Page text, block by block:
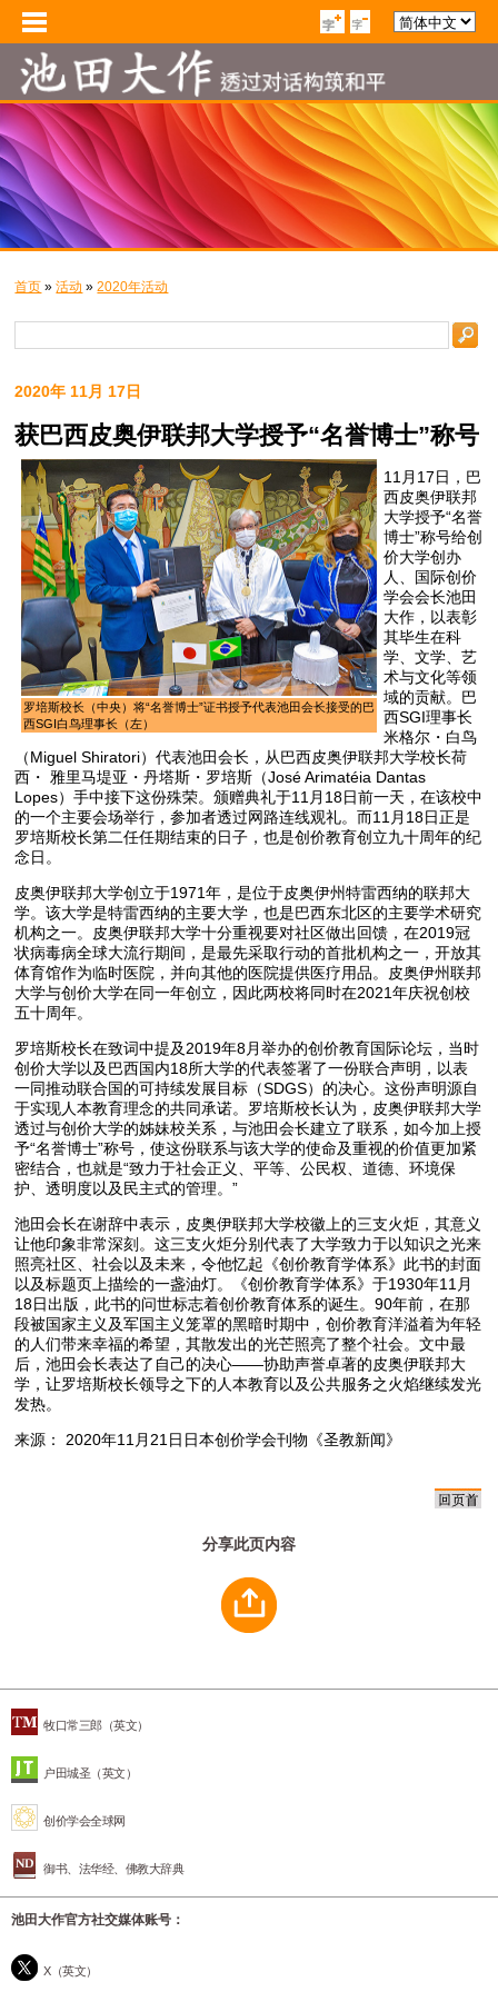
牧口常三郎（英文）
户田城圣（英文）
创价学会全球网
御书、法华经、佛教大辞典
池田大作官方社交媒体账号：
X（英文）
首页 »活动 »2020年活动
2020年 11月 17日
获巴西皮奥伊联邦大学授予“名誉博士”称号
罗培斯校长（中央）将“名誉博士”证书授予代表池田会长接受的巴
西SGI白鸟理事长（左）
11月17日，巴
西皮奥伊联邦
大学授予“名誉
博士”称号给创
价大学创办
人、国际创价
学会会长池田
大作，以表彰
其毕生在科
学、文学、艺
术与文化等领
域的贡献。巴
西SGI理事长
米格尔・白鸟
（Miguel Shiratori）代表池田会长，从巴西皮奥伊联邦大学校长荷
西・ 雅里马堤亚・丹塔斯・罗培斯（José Arimatéia Dantas
Lopes）手中接下这份殊荣。颁赠典礼于11月18日前一天，在该校中
的一个主要会场举行，参加者透过网路连线观礼。而11月18日正是
罗培斯校长第二任任期结束的日子，也是创价教育创立九十周年的纪
念日。
皮奥伊联邦大学创立于1971年，是位于皮奥伊州特雷西纳的联邦大
学。该大学是特雷西纳的主要大学，也是巴西东北区的主要学术研究
机构之一。皮奥伊联邦大学十分重视要对社区做出回馈，在2019冠
状病毒病全球大流行期间，是最先采取行动的首批机构之一，开放其
体育馆作为临时医院，并向其他的医院提供医疗用品。皮奥伊州联邦
大学与创价大学在同一年创立，因此两校将同时在2021年庆祝创校
五十周年。
罗培斯校长在致词中提及2019年8月举办的创价教育国际论坛，当时
创价大学以及巴西国内18所大学的代表签署了一份联合声明，以表
一同推动联合国的可持续发展目标（SDGS）的决心。这份声明源自
于实现人本教育理念的共同承诺。罗培斯校长认为，皮奥伊联邦大学
透过与创价大学的姊妹校关系，与池田会长建立了联系，如今加上授
予“名誉博士”称号，使这份联系与该大学的使命及重视的价值更加紧
密结合，也就是“致力于社会正义、平等、公民权、道德、环境保
护、透明度以及民主式的管理。”
池田会长在谢辞中表示，皮奥伊联邦大学校徽上的三支火炬，其意义
让他印象非常深刻。这三支火炬分别代表了大学致力于以知识之光来
照亮社区、社会以及未来，令他忆起《创价教育学体系》此书的封面
以及标题页上描绘的一盏油灯。《创价教育学体系》于1930年11月
18日出版，此书的问世标志着创价教育体系的诞生。90年前，在那
段被国家主义及军国主义笼罩的黑暗时期中，创价教育洋溢着为年轻
的人们带来幸福的希望，其散发出的光芒照亮了整个社会。文中最
后，池田会长表达了自己的决心――协助声誉卓著的皮奥伊联邦大
学，让罗培斯校长领导之下的人本教育以及公共服务之火焰继续发光
发热。
来源： 2020年11月21日日本创价学会刊物《圣教新闻》
分享此页内容